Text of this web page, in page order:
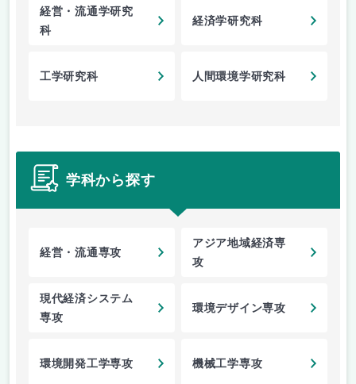
経営・流通学研究
科
経済学研究科
工学研究科 人間環境学研究科
学科から探す
経営・流通専攻
アジア地域経済専
攻
現代経済システム
専攻
環境デザイン専攻
環境開発工学専攻 機械工学専攻